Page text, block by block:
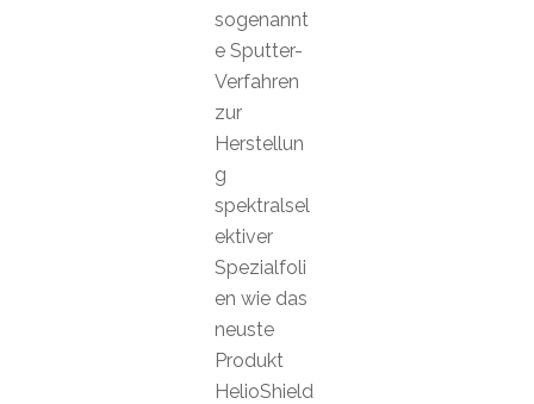
sogenannt
e Sputter-
Verfahren
zur
Herstellun
g
spektralsel
ektiver
Spezialfoli
en wie das
neuste
Produkt
HelioShield